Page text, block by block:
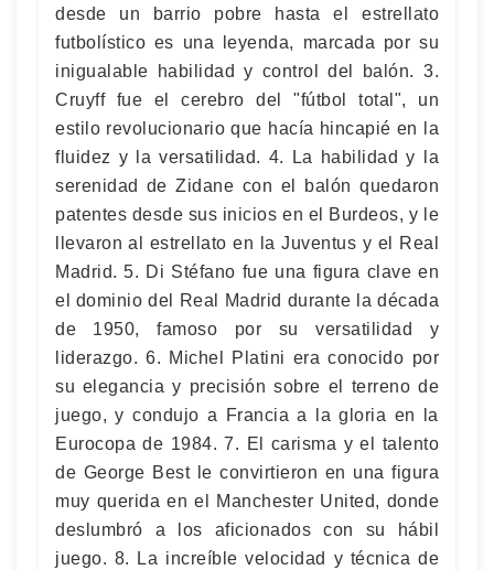
desde un barrio pobre hasta el estrellato
futbolístico es una leyenda, marcada por su
inigualable habilidad y control del balón. 3.
Cruyff fue el cerebro del "fútbol total", un
estilo revolucionario que hacía hincapié en la
fluidez y la versatilidad. 4. La habilidad y la
serenidad de Zidane con el balón quedaron
patentes desde sus inicios en el Burdeos, y le
llevaron al estrellato en la Juventus y el Real
Madrid. 5. Di Stéfano fue una figura clave en
el dominio del Real Madrid durante la década
de 1950, famoso por su versatilidad y
liderazgo. 6. Michel Platini era conocido por
su elegancia y precisión sobre el terreno de
juego, y condujo a Francia a la gloria en la
Eurocopa de 1984. 7. El carisma y el talento
de George Best le convirtieron en una figura
muy querida en el Manchester United, donde
deslumbró a los aficionados con su hábil
juego. 8. La increíble velocidad y técnica de